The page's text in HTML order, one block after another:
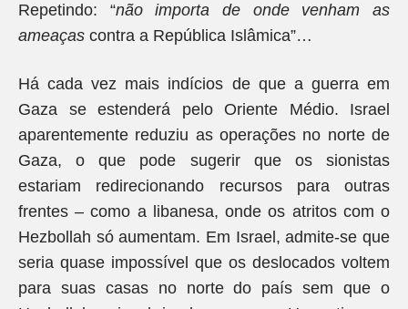
Repetindo: “não importa de onde venham as
ameaças contra a República Islâmica”…
Há cada vez mais indícios de que a guerra em
Gaza se estenderá pelo Oriente Médio. Israel
aparentemente reduziu as operações no norte de
Gaza, o que pode sugerir que os sionistas
estariam redirecionando recursos para outras
frentes – como a libanesa, onde os atritos com o
Hezbollah só aumentam. Em Israel, admite-se que
seria quase impossível que os deslocados voltem
para suas casas no norte do país sem que o